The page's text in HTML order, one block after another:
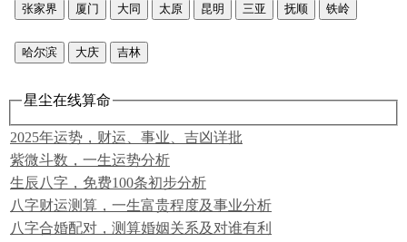
张家界 厦门 大同 太原 昆明 三亚 抚顺 铁岭
哈尔滨 大庆 吉林
星尘在线算命
2025年运势，财运、事业、吉凶详批
紫微斗数，一生运势分析
生辰八字，免费100条初步分析
八字财运测算，一生富贵程度及事业分析
八字合婚配对，测算婚姻关系及对谁有利